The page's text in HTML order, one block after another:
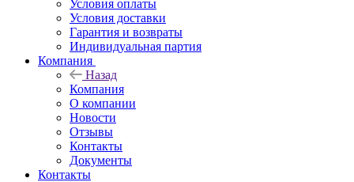
Условия оплаты
Условия доставки
Гарантия и возвраты
Индивидуальная партия
Компания
Назад
Компания
О компании
Новости
Отзывы
Контакты
Документы
Контакты